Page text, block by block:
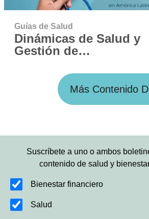
Guías de Salud
Dinámicas de Salud y
Gestión de
Más Contenido
Suscríbete a uno o ambos
contenido de salud y
Bienestar financiero
Salud